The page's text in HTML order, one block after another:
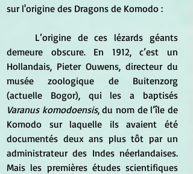
sur l'origine des Dragons de Komodo :
demeure obscure. En 1912, c’est un
Hollandais, Pieter Ouwens, directeur du
musée zoologique de Buitenzorg
Varanus komodoensis, du nom de l’île de
Komodo sur laquelle ils avaient été
documentés deux ans plus tôt par un
administrateur des Indes néerlandaises.
Mais les premières études scientifiques